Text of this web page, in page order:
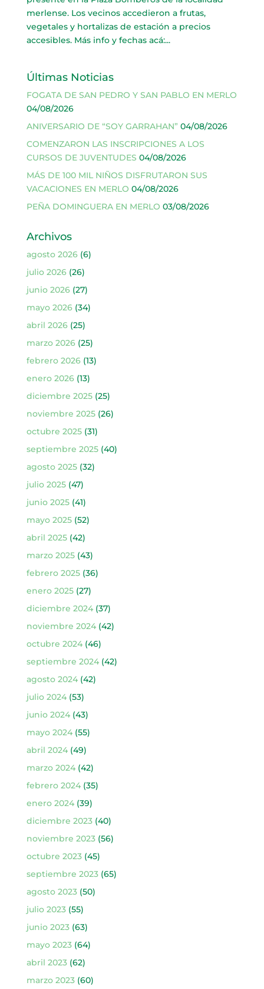
merlense. Los vecinos accedieron a frutas,
vegetales y hortalizas de estación a precios
accesibles. Más info y fechas acá:...
Últimas Noticias
FOGATA DE SAN PEDRO Y SAN PABLO EN MERLO
04/08/2026
ANIVERSARIO DE “SOY GARRAHAN” 04/08/2026
COMENZARON LAS INSCRIPCIONES A LOS
CURSOS DE JUVENTUDES 04/08/2026
MÁS DE 100 MIL NIÑOS DISFRUTARON SUS
VACACIONES EN MERLO 04/08/2026
PEÑA DOMINGUERA EN MERLO 03/08/2026
Archivos
agosto 2026(6)
julio 2026(26)
junio 2026(27)
mayo 2026(34)
abril 2026(25)
marzo 2026(25)
febrero 2026(13)
enero 2026(13)
diciembre 2025(25)
noviembre 2025(26)
octubre 2025(31)
septiembre 2025(40)
agosto 2025(32)
julio 2025(47)
junio 2025(41)
mayo 2025(52)
abril 2025(42)
marzo 2025(43)
febrero 2025(36)
enero 2025(27)
diciembre 2024(37)
noviembre 2024(42)
octubre 2024(46)
septiembre 2024(42)
agosto 2024(42)
julio 2024(53)
junio 2024(43)
mayo 2024(55)
abril 2024(49)
marzo 2024(42)
febrero 2024(35)
enero 2024(39)
diciembre 2023(40)
noviembre 2023(56)
octubre 2023(45)
septiembre 2023(65)
agosto 2023(50)
julio 2023(55)
junio 2023(63)
mayo 2023(64)
abril 2023(62)
marzo 2023(60)